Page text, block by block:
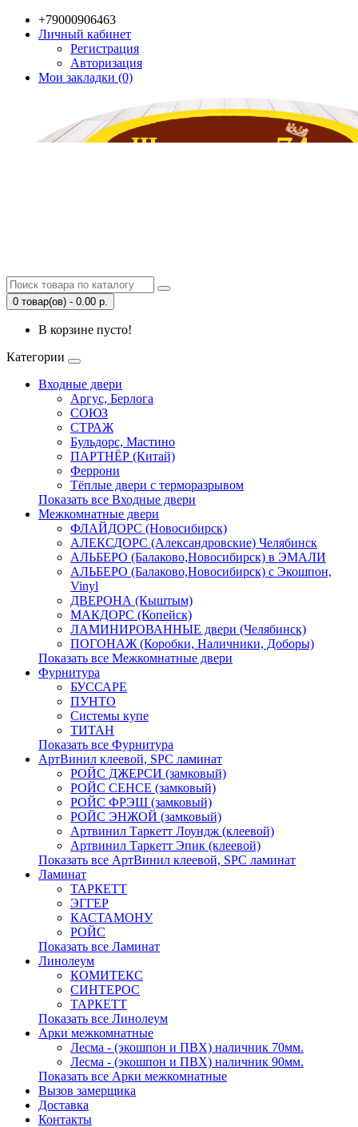
+79000906463
Личный кабинет
Регистрация
Авторизация
Мои закладки (0)
0 товар(ов) - 0.00 р.
В корзине пусто!
Категории
Входные двери
Аргус, Берлога
СОЮЗ
СТРАЖ
Бульдорс, Мастино
ПАРТНЁР (Китай)
Феррони
Тёплые двери с терморазрывом
Показать все Входные двери
Межкомнатные двери
ФЛАЙДОРС (Новосибирск)
АЛЕКСДОРС (Александровские) Челябинск
АЛЬБЕРО (Балаково,Новосибирск) в ЭМАЛИ
АЛЬБЕРО (Балаково,Новосибирск) с Экошпон,
Vinyl
ДВЕРОНА (Кыштым)
МАКДОРС (Копейск)
ЛАМИНИРОВАННЫЕ двери (Челябинск)
ПОГОНАЖ (Коробки, Наличники, Доборы)
Показать все Межкомнатные двери
Фурнитура
БУССАРЕ
ПУНТО
Системы купе
ТИТАН
Показать все Фурнитура
АртВинил клеевой, SPC ламинат
РОЙС ДЖЕРСИ (замковый)
РОЙС СЕНСЕ (замковый)
РОЙС ФРЭШ (замковый)
РОЙС ЭНЖОЙ (замковый)
Артвинил Таркетт Лоундж (клеевой)
Артвинил Таркетт Эпик (клеевой)
Показать все АртВинил клеевой, SPC ламинат
Ламинат
ТАРКЕТТ
ЭГГЕР
КАСТАМОНУ
РОЙС
Показать все Ламинат
Линолеум
КОМИТЕКС
СИНТЕРОС
ТАРКЕТТ
Показать все Линолеум
Арки межкомнатные
Лесма - (экошпон и ПВХ) наличник 70мм.
Лесма - (экошпон и ПВХ) наличник 90мм.
Показать все Арки межкомнатные
Вызов замерщика
Доставка
Контакты